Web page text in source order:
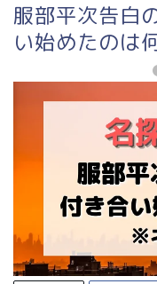
服部平次告白
い始めたのは